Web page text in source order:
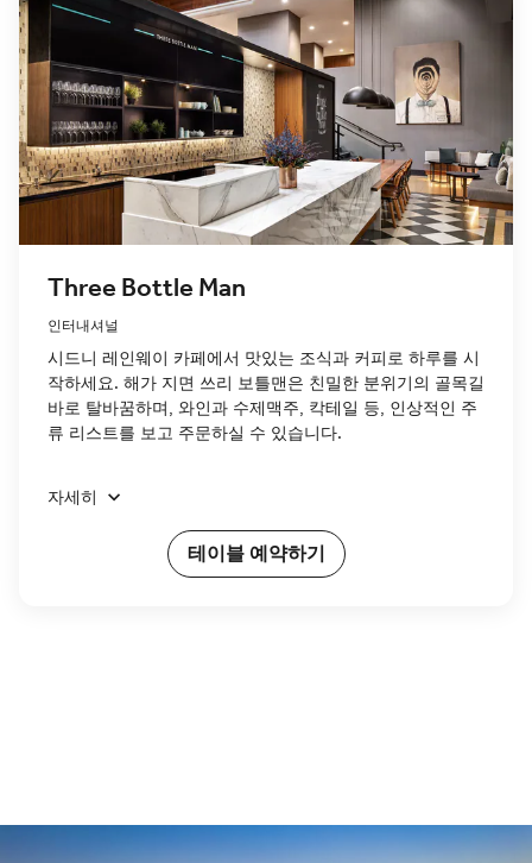
Three Bottle Man
인터내셔널
시드니 레인웨이 카페에서 맛있는 조식과 커피로 하루를 시
작하세요. 해가 지면 쓰리 보틀맨은 친밀한 분위기의 골목길
바로 탈바꿈하며, 와인과 수제맥주, 칵테일 등, 인상적인 주
류 리스트를 보고 주문하실 수 있습니다.
자세히
테이블 예약하기